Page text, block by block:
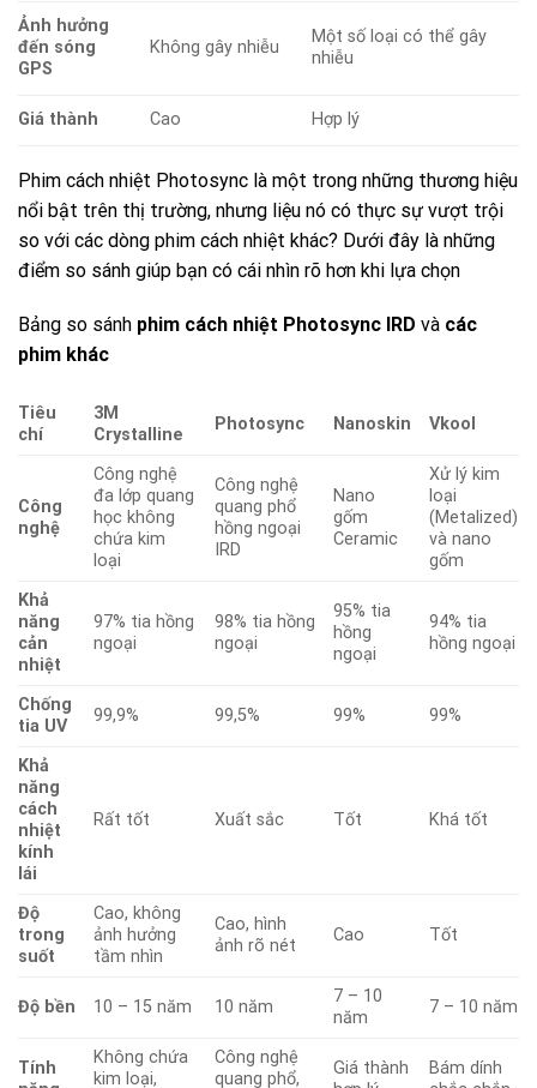
Ảnh hưởng
đến sóng
GPS
Không gây nhiễu
Một số loại có thể gây
nhiễu
Giá thành Cao Hợp lý
Phim cách nhiệt Photosync là một trong những thương hiệu
nổi bật trên thị trường, nhưng liệu nó có thực sự vượt trội
so với các dòng phim cách nhiệt khác? Dưới đây là những
điểm so sánh giúp bạn có cái nhìn rõ hơn khi lựa chọn
Bảng so sánh phim cách nhiệt Photosync IRD và các
phim khác
Tiêu
chí
3M
Crystalline
Photosync Nanoskin Vkool
Công
nghệ
Công nghệ
đa lớp quang
học không
chứa kim
loại
Công nghệ
quang phổ
hồng ngoại
IRD
Nano
gốm
Ceramic
Xử lý kim
loại
(Metalized)
và nano
gốm
Khả
năng
cản
nhiệt
97% tia hồng
ngoại
98% tia hồng
ngoại
95% tia
hồng
ngoại
94% tia
hồng ngoại
Chống
tia UV
99,9% 99,5% 99% 99%
Khả
năng
cách
nhiệt
kính
lái
Rất tốt Xuất sắc Tốt Khá tốt
Độ
trong
suốt
Cao, không
ảnh hưởng
tầm nhìn
Cao, hình
ảnh rõ nét
Cao Tốt
Độ bền 10 – 15 năm 10 năm
7 – 10
năm
7 – 10 năm
Tính
Không chứa
kim loại,
Công nghệ
quang phổ,
Giá thành
Bám dính